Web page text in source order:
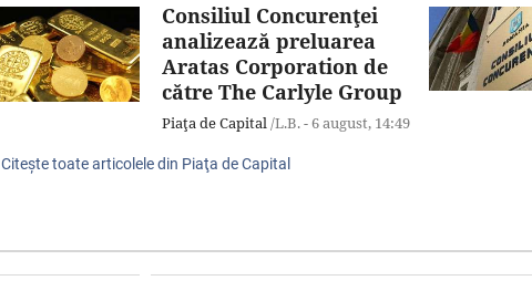
Consiliul Concurenţei
analizează preluarea
Aratas Corporation de
către The Carlyle Group
Piaţa de Capital /L.B. -6 august, 14:49
Citeşte toate articolele din Piaţa de Capital